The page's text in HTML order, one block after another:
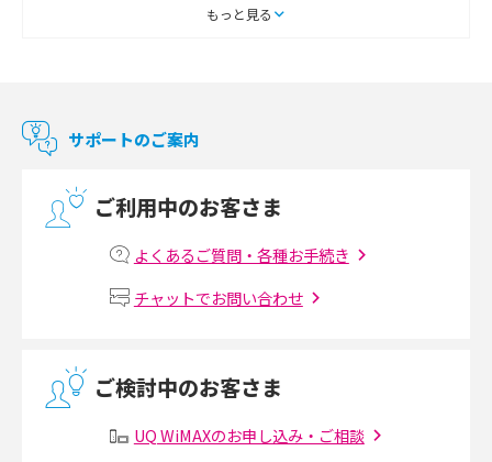
スマートテレビとは？特徴や選び方、使い方をわかりやすく解説
マンションで使えるWi-Fiは？種類ごとの特徴や選び方を紹介
マンションで光回線の利用を始める手順は？設備状況の確認方法も解説
Wi-Fiルーターの設定方法をわかりやすく解説！事前に準備すべきものも紹
無線LANとは？メリット・デメリットや接続方法を解説
もっと見る
サポートのご案内
ご利用中のお客さま
よくあるご質問・各種お手続き
チャットでお問い合わせ
ご検討中のお客さま
UQ WiMAXのお申し込み・ご相談